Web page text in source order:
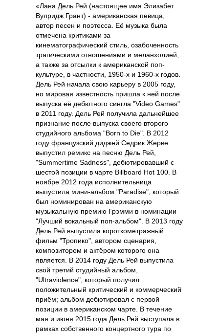
«Лана Дель Рей (настоящее имя Элизабет
Вулридж Грант) - американская певица,
автор песен и поэтесса. Её музыка была
отмечена критиками за
кинематографический стиль, озабоченность
трагическими отношениями и меланхолией,
а также за отсылки к американской поп-
культуре, в частности, 1950-х и 1960-х годов.
Дель Рей начала свою карьеру в 2005 году,
но мировая известность пришла к ней после
выпуска её дебютного сингла "Video Games"
в 2011 году. Дель Рей получила дальнейшее
признание после выпуска своего второго
студийного альбома "Born to Die". В 2012
году французский диджей Седрик Жерве
выпустил ремикс на песню Дель Рей,
"Summertime Sadness", дебютировавший с
шестой позиции в чарте Billboard Hot 100. В
ноябре 2012 года исполнительница
выпустила мини-альбом "Paradise", который
был номинирован на американскую
музыкальную премию Грэмми в номинации
"Лучший вокальный поп-альбом". В 2013 году
Дель Рей выпустила короткометражный
фильм "Тропико", автором сценария,
композитором и актёром которого она
является. В 2014 году Дель Рей выпустила
свой третий студийный альбом,
"Ultraviolence", который получил
положительный критический и коммерческий
приём; альбом дебютировал с первой
позиции в американском чарте. В течение
мая и июня 2015 года Дель Рей выступала в
рамках собственного концертного тура по